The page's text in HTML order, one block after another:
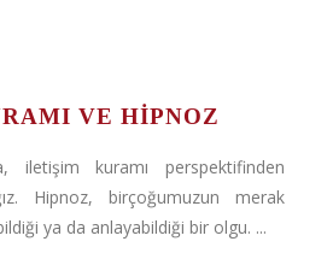
VE HIPNOZ
iletişim kuramı perspektifinden
Hipnoz, birçoğumuzun merak
ya da anlayabildiği bir olgu. ...